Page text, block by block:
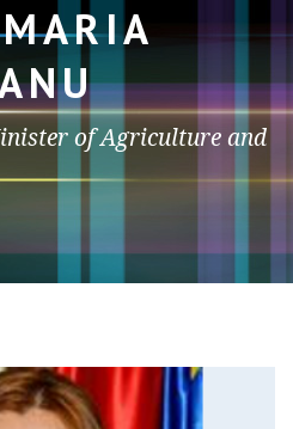
of Agriculture and